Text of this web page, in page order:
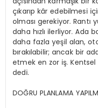
çıkarıp kâr edebilmesi
olması gerekiyor. Rantı
daha hızlı ilerliyor. Ada
daha fazla yeşil alan,
bırakılabilir; ancak bir
etmek en zor iş. Kentsel
dedi.
DOĞRU PLANLAMA